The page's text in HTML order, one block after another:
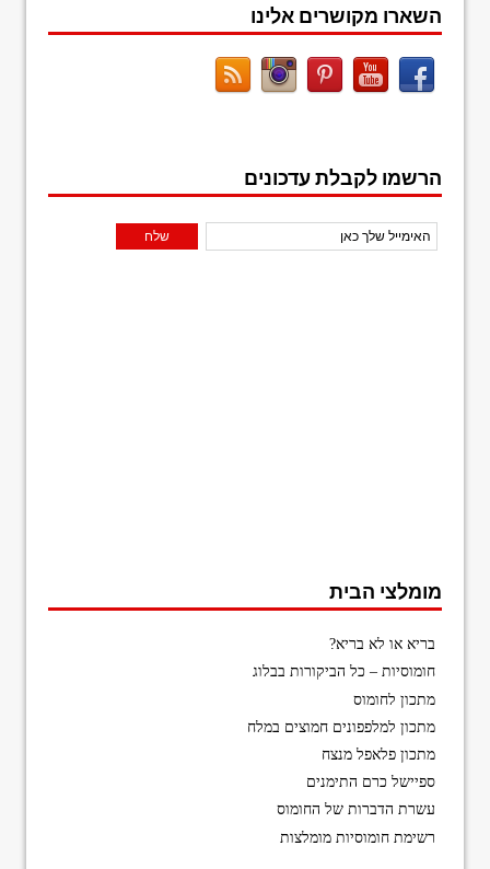
השארו מקושרים אלינו
הרשמו לקבלת עדכונים
מומלצי הבית
בריא או לא בריא?
חומוסיות – כל הביקורות בבלוג
מתכון לחומוס
מתכון למלפפונים חמוצים במלח
מתכון פלאפל מנצח
ספיישל כרם התימנים
עשרת הדברות של החומוס
רשימת חומוסיות מומלצות